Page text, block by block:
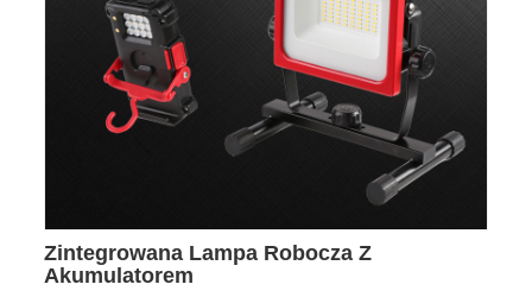
Zintegrowana Lampa Robocza Z
Akumulatorem